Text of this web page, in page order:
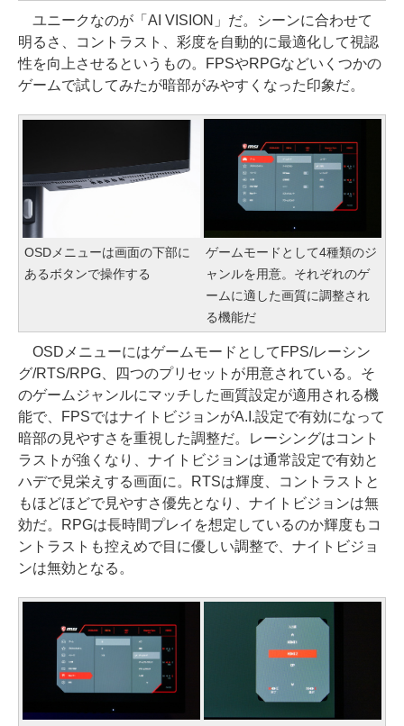
ユニークなのが「AI VISION」だ。シーンに合わせて
明るさ、コントラスト、彩度を自動的に最適化して視認
性を向上させるというもの。FPSやRPGなどいくつかの
ゲームで試してみたが暗部がみやすくなった印象だ。
OSDメニューは画面の下部に
あるボタンで操作する
ゲームモードとして4種類のジ
ャンルを用意。それぞれのゲ
ームに適した画質に調整され
る機能だ
OSDメニューにはゲームモードとしてFPS/レーシン
グ/RTS/RPG、四つのプリセットが用意されている。そ
のゲームジャンルにマッチした画質設定が適用される機
能で、FPSではナイトビジョンがA.I.設定で有効になって
暗部の見やすさを重視した調整だ。レーシングはコント
ラストが強くなり、ナイトビジョンは通常設定で有効と
ハデで見栄えする画面に。RTSは輝度、コントラストと
もほどほどで見やすさ優先となり、ナイトビジョンは無
効だ。RPGは長時間プレイを想定しているのか輝度もコ
ントラストも控えめで目に優しい調整で、ナイトビジョ
ンは無効となる。